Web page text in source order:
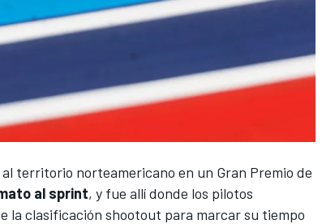
al territorio norteamericano en un Gran Premio de
al sprint, y fue allí donde los pilotos
la clasificación shootout para marcar su tiempo